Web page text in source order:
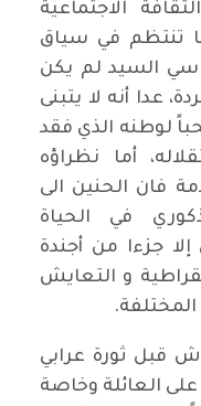
الاجتماعية
تنتظم في سياق
سي السيد لم يكن
عدا أنه لا يتبنى
لوطنه الذي فقد
أما نظراؤه
فان الحنين الى
في الحياة
إلا جزءا من أجندة
و التعايش
قبل ثورة عرابي
على العائلة وخاصة